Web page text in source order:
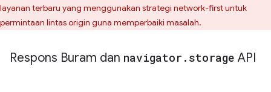
layanan terbaru yang menggunakan strategi network-first untuk
permintaan lintas origin guna memperbaiki masalah.
Respons Buram dan navigator . storage API